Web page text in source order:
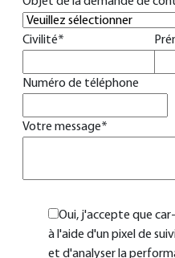
Civilité*
Numéro de téléphone
Votre message*
Oui, j'accepte que
à l'aide d'un pixel de
et d'analyser la